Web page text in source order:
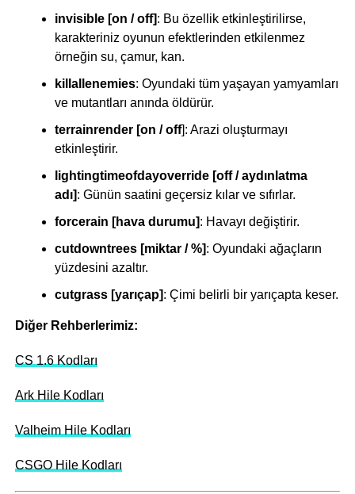
invisible [on / off]: Bu özellik etkinleştirilirse,
karakteriniz oyunun efektlerinden etkilenmez
örneğin su, çamur, kan.
killallenemies: Oyundaki tüm yaşayan yamyamları
ve mutantları anında öldürür.
terrainrender [on / off]: Arazi oluşturmayı
etkinleştirir.
lightingtimeofdayoverride [off / aydınlatma
adı]: Günün saatini geçersiz kılar ve sıfırlar.
forcerain [hava durumu]: Havayı değiştirir.
cutdowntrees [miktar / %]: Oyundaki ağaçların
yüzdesini azaltır.
cutgrass [yarıçap]: Çimi belirli bir yarıçapta keser.
Diğer Rehberlerimiz:
CS 1.6 Kodları
Ark Hile Kodları
Valheim Hile Kodları
CSGO Hile Kodları